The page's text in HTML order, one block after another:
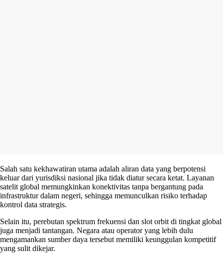
Salah satu kekhawatiran utama adalah aliran data yang berpotensi
keluar dari yurisdiksi nasional jika tidak diatur secara ketat. Layanan
satelit global memungkinkan konektivitas tanpa bergantung pada
infrastruktur dalam negeri, sehingga memunculkan risiko terhadap
kontrol data strategis.
Selain itu, perebutan spektrum frekuensi dan slot orbit di tingkat global
juga menjadi tantangan. Negara atau operator yang lebih dulu
mengamankan sumber daya tersebut memiliki keunggulan kompetitif
yang sulit dikejar.